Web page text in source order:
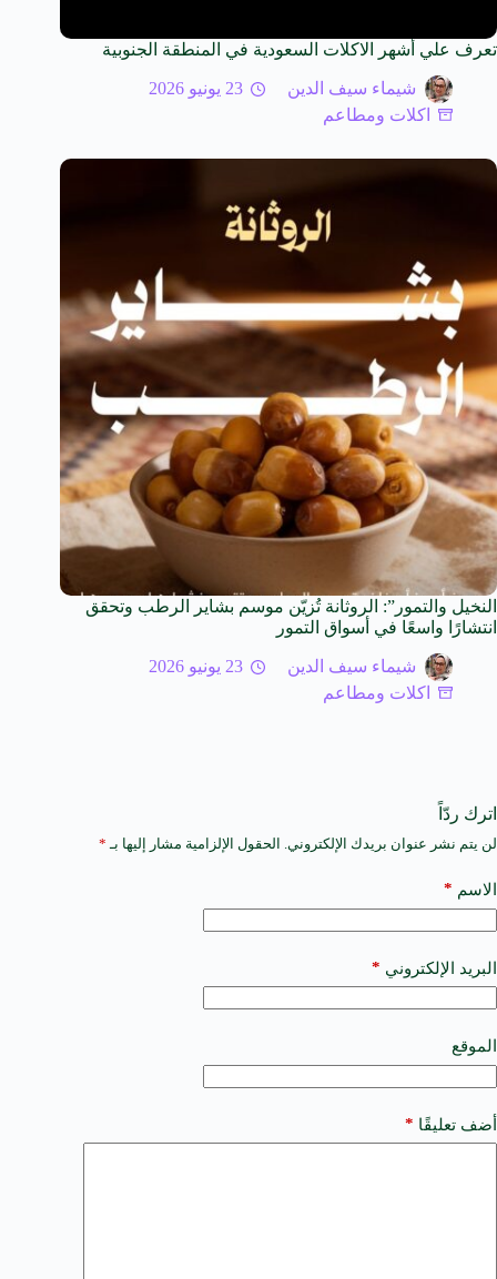
تعرف علي أشهر الاكلات السعودية في المنطقة الجنوبية
شيماء سيف الدين
23 يونيو 2026
اكلات ومطاعم
النخيل والتمور”: الروثانة تُزيّن موسم بشاير الرطب وتحقق
انتشارًا واسعًا في أسواق التمور
شيماء سيف الدين
23 يونيو 2026
اكلات ومطاعم
اترك ردّاً
لن يتم نشر عنوان بريدك الإلكتروني. الحقول الإلزامية مشار إليها بـ *
الاسم *
البريد الإلكتروني *
الموقع
أضف تعليقًا *
A
t
e
a
t
i
e
: